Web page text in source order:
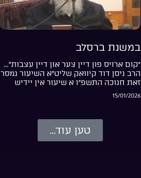
במשנת ברסלב
“קום ארויס פון דיין צער און דיין עצבות”…
הרב ניסן דוד קיוואק שליט”א השיעור נמסר
זאת חנוכה התשפ”ו א שיעור אין יידיש
15/01/2026
טען עוד...